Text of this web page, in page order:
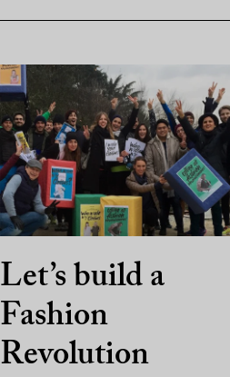
Let’s build a
Fashion
Revolution